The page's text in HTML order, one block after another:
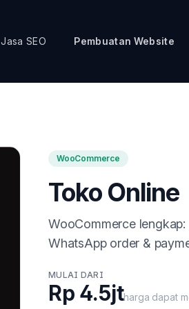
Jasa SEO Pembuatan Website
WooCommerce
Toko Online
WooCommerce
WhatsApp order &
MULAI DARI
Rp 4.5jtharga dapat